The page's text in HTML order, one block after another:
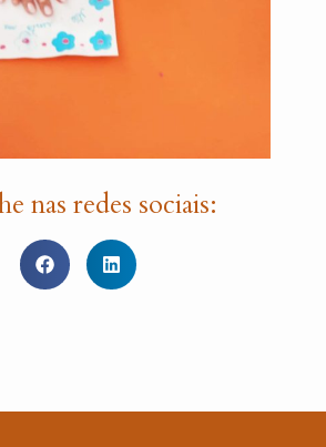
nas redes sociais: